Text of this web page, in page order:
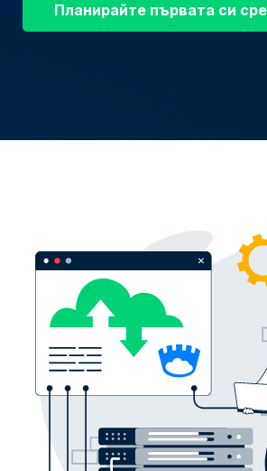
Планирайте първата си